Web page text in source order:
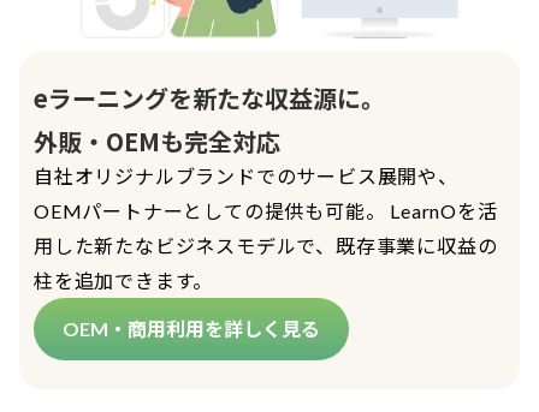
eラーニングを新たな収益源に。
外販・OEMも完全対応
自社オリジナルブランドでのサービス展開や、
OEMパートナーとしての提供も可能。 LearnOを活
用した新たなビジネスモデルで、既存事業に収益の
柱を追加できます。
OEM・商用利用を詳しく見る